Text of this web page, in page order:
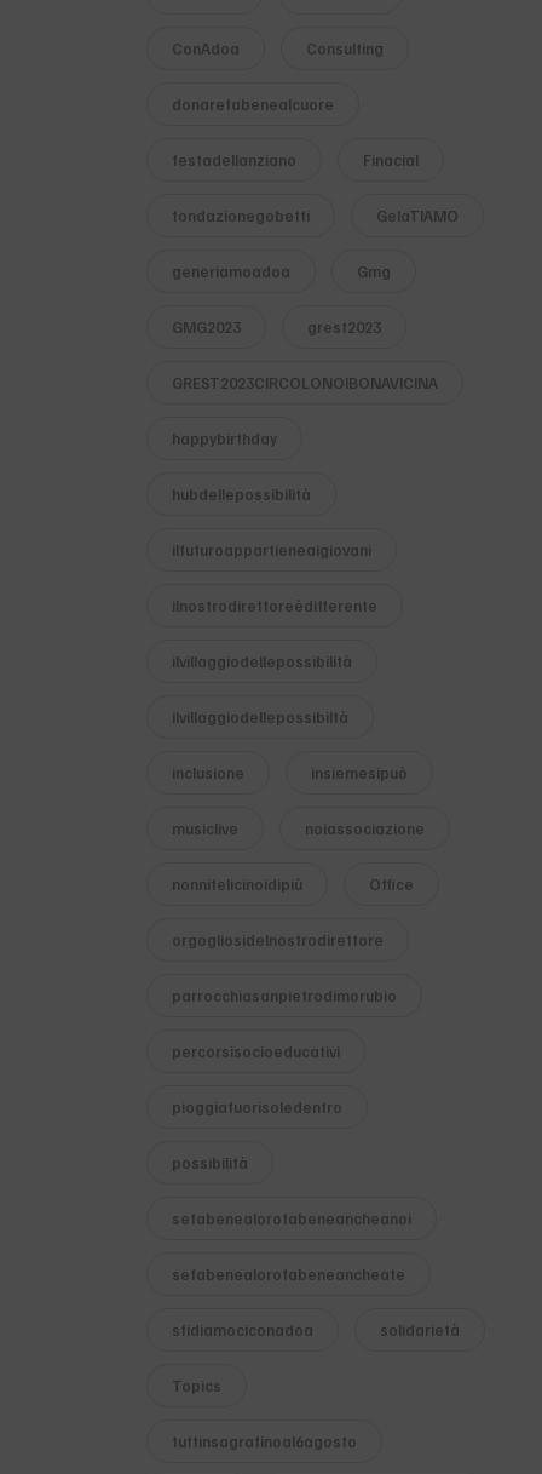
ConAdoa Consulting
donarefabenealcuore
festadellanziano Finacial
fondazionegobetti GelaTIAMO
generiamoadoa Gmg
GMG2023 grest2023
GREST2023CIRCOLONOIBONAVICINA
happybirthday
hubdellepossibilità
ilfuturoappartieneaigiovani
ilnostrodirettoreèdifferente
ilvillaggiodellepossibilità
ilvillaggiodellepossibiltà
inclusione insiemesipuò
musiclive noiassociazione
nonnifelicinoidipiù Office
orgogliosidelnostrodirettore
parrocchiasanpietrodimorubio
percorsisocioeducativi
pioggiafuorisoledentro
possibilità
sefabenealorofabeneancheanoi
sefabenealorofabeneancheate
sfidiamociconadoa solidarietà
Topics
tuttinsagrafinoal6agosto